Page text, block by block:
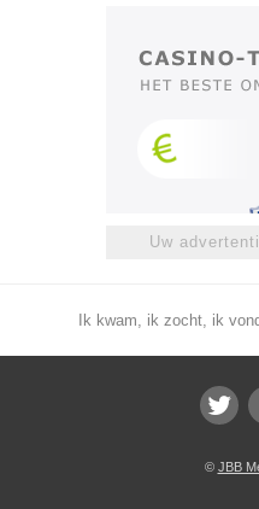
Uw
Ik kwam, ik zocht, ik
© JBB